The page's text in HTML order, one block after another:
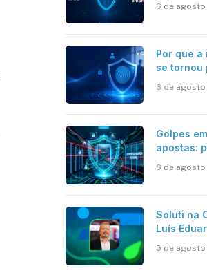
resposta
6 de agosto
Por que
se tornou
6 de agosto
Golpes
apostas:
6 de agosto
Soluti na
Luís
5 de agosto